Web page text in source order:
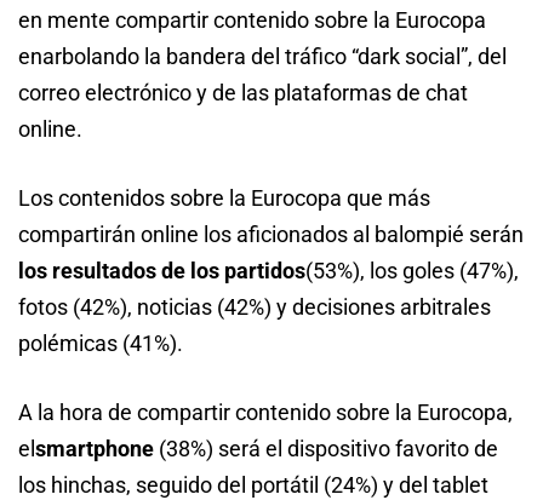
en mente compartir contenido sobre la Eurocopa
enarbolando la bandera del tráfico “dark social”, del
correo electrónico y de las plataformas de chat
online.
Los contenidos sobre la Eurocopa que más
compartirán online los aficionados al balompié serán
los resultados de los partidos(53%), los goles (47%),
fotos (42%), noticias (42%) y decisiones arbitrales
polémicas (41%).
A la hora de compartir contenido sobre la Eurocopa,
el smartphone (38%) será el dispositivo favorito de
los hinchas, seguido del portátil (24%) y del tablet